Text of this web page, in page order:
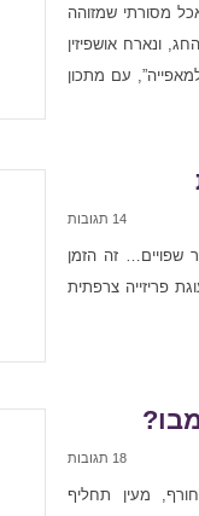
מסורתי שמזוהה
ונארח אושפיזין
עם מתכון
14 תגובות
שפויים… זה הזמן
פריזייה צרפתית
18 תגובות
מעין תחליף